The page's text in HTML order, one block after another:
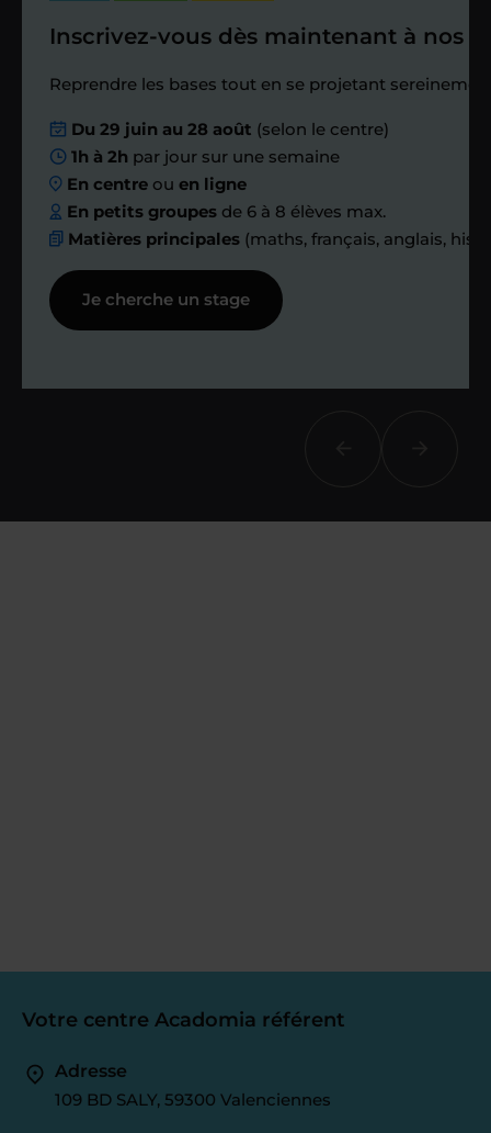
Étape 4
Nous planifions
ensemble des
échanges réguliers
Afin de suivre le travail et les progrès
réalisés, votre enseignant et moi-
même vous proposons des points et
Inscrivez-vous dès maintenant à nos
Reprendre les bases tout en se projetant
Du 29 juin au 28 août (selon le centre)
1h à 2h par jour sur une semaine
En centre ouen ligne
En petits groupes de 6 à 8 élèves max.
Matières principales (maths, français, anglais,
Je cherche un stage
Votre centre Acadomia référent
Adresse
109 BD SALY, 59300 Valenciennes